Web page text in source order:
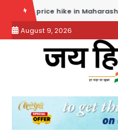
content
price hike in Maharashtra: महाराष्ट्र
August 9, 2026